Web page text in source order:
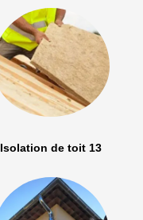
Isolation de toit 13